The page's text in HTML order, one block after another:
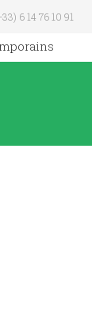
6 14 76 10 91